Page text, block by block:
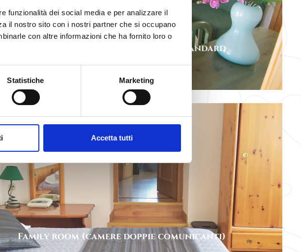
funzionalità dei social media e per analizzare il
il nostro sito con i nostri partner che si occupano
con altre informazioni che ha fornito loro o
Statistiche Marketing
Accetta tutti
Camera doppia o matrimoniale strandard
Family room (camere doppie comunicanti)